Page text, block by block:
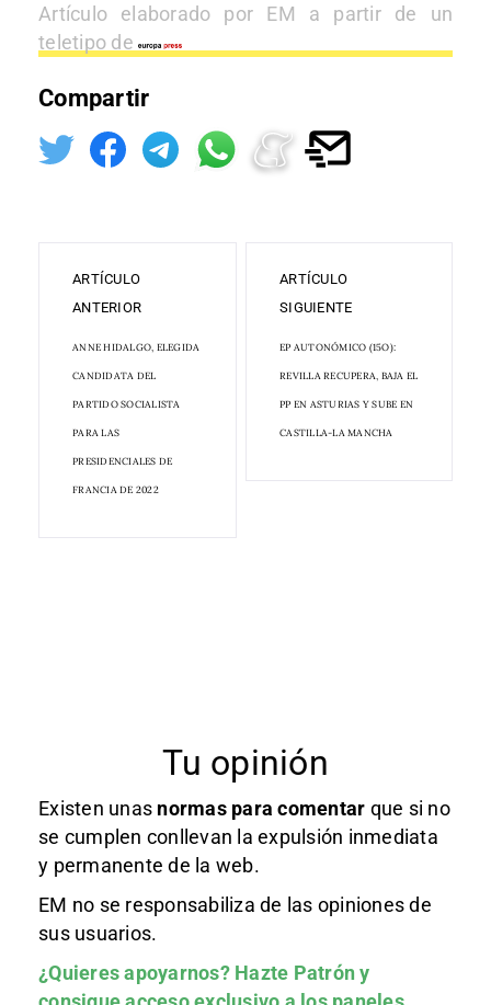
Artículo elaborado por EM a partir de un
teletipo de
Compartir
ARTÍCULO
ANTERIOR
ANNE HIDALGO, ELEGIDA
CANDIDATA DEL
PARTIDO SOCIALISTA
PARA LAS
PRESIDENCIALES DE
FRANCIA DE 2022
ARTÍCULO
SIGUIENTE
EP AUTONÓMICO (15O):
REVILLA RECUPERA, BAJA EL
PP EN ASTURIAS Y SUBE EN
CASTILLA-LA MANCHA
Tu opinión
Existen unas normas para comentar que si no
se cumplen conllevan la expulsión inmediata
y permanente de la web.
EM no se responsabiliza de las opiniones de
sus usuarios.
¿Quieres apoyarnos? Hazte Patróny